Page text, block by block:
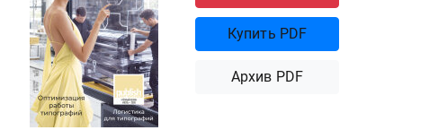
Купить PDF
Архив PDF